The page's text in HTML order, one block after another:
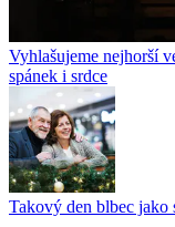
Vyhlašujeme nejhorší
spánek i srdce
Takový den blbec jako